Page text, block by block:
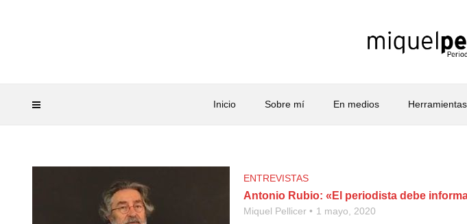
Inicio Sobre mí En medios Herramientas
ENTREVISTAS
Antonio Rubio: «El periodista debe
Miquel Pellicer 1 mayo, 2020